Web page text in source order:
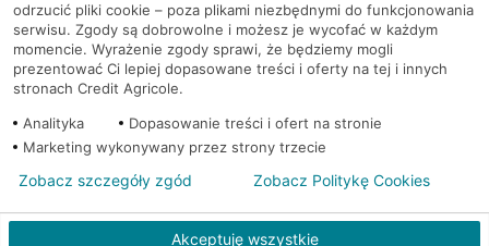
Mapa serwisu
PolitykaCookies
© 2026 Credit Agricole Bank Polska S.A. Wszelkie prawa zastrzeżone
odrzucić pliki cookie – poza plikami niezbędnymi do funkcjonowania
serwisu. Zgody są dobrowolne i możesz je wycofać w każdym
momencie. Wyrażenie zgody sprawi, że będziemy mogli
prezentować Ci lepiej dopasowane treści i oferty na tej i innych
stronach Credit Agricole.
Analityka
Dopasowanie treści i ofert na stronie
Marketing wykonywany przez strony trzecie
Akceptuję wszystkie
Zobacz szczegóły zgód Zobacz Politykę Cookies